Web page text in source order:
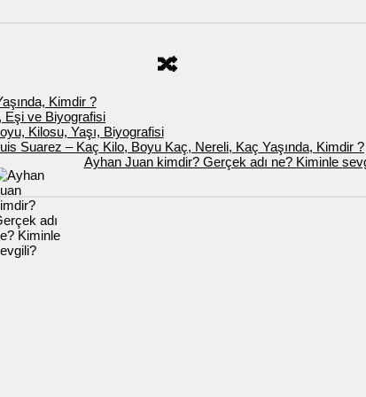
🔀
Kimdir ?
Eşi ve Biyografisi
Kilosu, Yaşı, Biyografisi
Suarez – Kaç Kilo, Boyu Kaç, Nereli, Kaç Yaşında, Kimdir ?
Ayhan Juan kimdir? Gerçek adı ne? Kiminle